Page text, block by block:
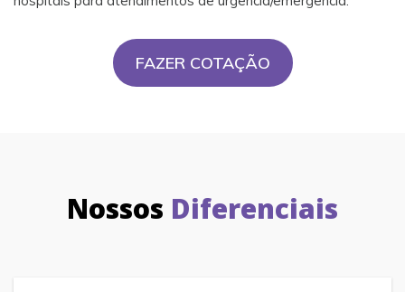
FAZER COTAÇÃO
Nossos Diferenciais